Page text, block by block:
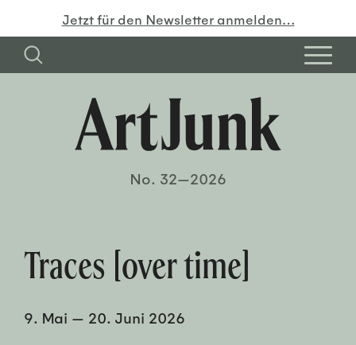
Jetzt für den Newsletter anmelden…
No. 32—2026
Traces [over time]
9. Mai — 20. Juni 2026